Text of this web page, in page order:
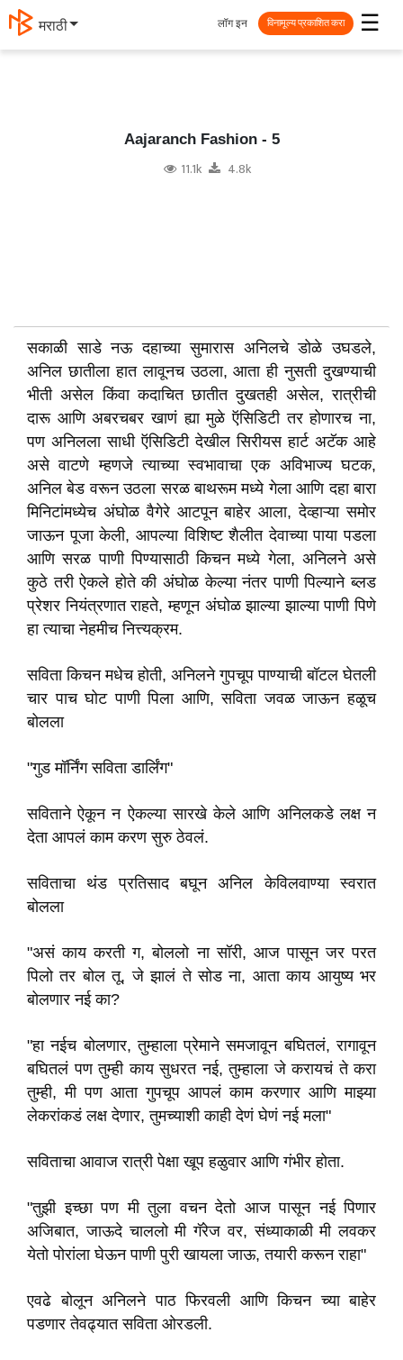
मराठी ☰
लॉग इन विनामूल्य प्रकाशित करा
Aajaranch Fashion - 5
11.1k 4.8k
सकाळी साडे नऊ दहाच्या सुमारास अनिलचे डोळे उघडले,
अनिल छातीला हात लावूनच उठला, आता ही नुसती दुखण्याची
भीती असेल किंवा कदाचित छातीत दुखतही असेल, रात्रीची
दारू आणि अबरचबर खाणं ह्या मुळे ऍसिडिटी तर होणारच ना,
पण अनिलला साधी ऍसिडिटी देखील सिरीयस हार्ट अटॅक आहे
असे वाटणे म्हणजे त्याच्या स्वभावाचा एक अविभाज्य घटक,
अनिल बेड वरून उठला सरळ बाथरूम मध्ये गेला आणि दहा बारा
मिनिटांमध्येच अंघोळ वैगेरे आटपून बाहेर आला, देव्हाऱ्या समोर
जाऊन पूजा केली, आपल्या विशिष्ट शैलीत देवाच्या पाया पडला
आणि सरळ पाणी पिण्यासाठी किचन मध्ये गेला, अनिलने असे
कुठे तरी ऐकले होते की अंघोळ केल्या नंतर पाणी पिल्याने ब्लड
प्रेशर नियंत्रणात राहते, म्हणून अंघोळ झाल्या झाल्या पाणी पिणे
हा त्याचा नेहमीच नित्त्यक्रम.
सविता किचन मधेच होती, अनिलने गुपचूप पाण्याची बॉटल घेतली
चार पाच घोट पाणी पिला आणि, सविता जवळ जाऊन हळूच
बोलला
"गुड मॉर्निंग सविता डार्लिंग"
सविताने ऐकून न ऐकल्या सारखे केले आणि अनिलकडे लक्ष न
देता आपलं काम करण सुरु ठेवलं.
सविताचा थंड प्रतिसाद बघून अनिल केविलवाण्या स्वरात
बोलला
"असं काय करती ग, बोललो ना सॉरी, आज पासून जर परत
पिलो तर बोल तू, जे झालं ते सोड ना, आता काय आयुष्य भर
बोलणार नई का?
"हा नईच बोलणार, तुम्हाला प्रेमाने समजावून बघितलं, रागावून
बघितलं पण तुम्ही काय सुधरत नई, तुम्हाला जे करायचं ते करा
तुम्ही, मी पण आता गुपचूप आपलं काम करणार आणि माझ्या
लेकरांकडं लक्ष देणार, तुमच्याशी काही देणं घेणं नई मला"
सविताचा आवाज रात्री पेक्षा खूप हळुवार आणि गंभीर होता.
"तुझी इच्छा पण मी तुला वचन देतो आज पासून नई पिणार
अजिबात, जाऊदे चाललो मी गॅरेज वर, संध्याकाळी मी लवकर
येतो पोरांला घेऊन पाणी पुरी खायला जाऊ, तयारी करून राहा"
एवढे बोलून अनिलने पाठ फिरवली आणि किचन च्या बाहेर
पडणार तेवढ्यात सविता ओरडली.